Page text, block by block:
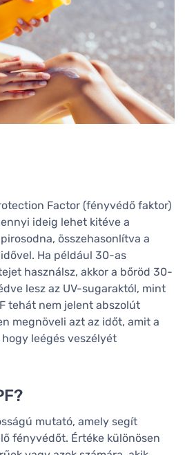
Factor (fényvédő faktor)
ideig lehet kitéve a
összehasonlítva a
Ha például 30-as
használsz, akkor a bőröd 30-
lesz az UV-sugaraktól, mint
tehát nem jelent abszolút
megnöveli azt az időt, amit a
leégés veszélyét
mutató, amely segít
fényvédőt. Értéke különösen